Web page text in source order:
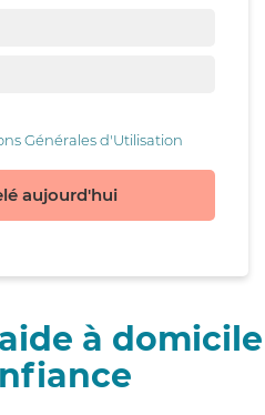
Générales d'Utilisation
aujourd'hui
à domicile